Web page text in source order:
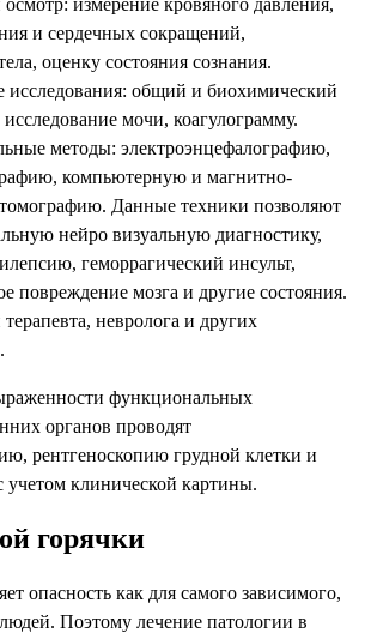
измерение кровяного давления,
и сердечных сокращений,
оценку состояния сознания.
исследования: общий и биохимический
мочи, коагулограмму.
методы: электроэнцефалографию,
компьютерную и магнитно-
Данные техники позволяют
нейро визуальную диагностику,
геморрагический инсульт,
повреждение мозга и другие состояния.
невролога и других
функциональных
органов проводят
рентгеноскопию грудной клетки и
учетом клинической картины.
горячки
опасность как для самого зависимого,
Поэтому лечение патологии в